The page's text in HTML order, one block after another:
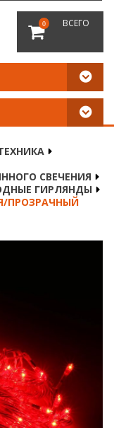
0 ВСЕГО
СВЕЧЕНИЯ
ГИРЛЯНДЫ
ПРОЗРАЧНЫЙ